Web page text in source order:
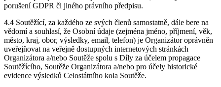
porušení GDPR či jiného právního předpisu.
4.4 Soutěžící, za každého ze svých členů samostatně, dále bere na
vědomí a souhlasí, že Osobní údaje (zejména jméno, příjmení, věk,
město, kraj, obor, výsledky, email, telefon) je Organizátor oprávněn
uveřejňovat na veřejně dostupných internetových stránkách
Organizátora a/nebo Soutěže spolu s Díly za účelem propagace
Soutěžícího, Soutěže Organizátora a/nebo pro účely historické
evidence výsledků Celostátního kola Soutěže.